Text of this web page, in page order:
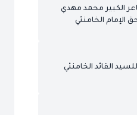
الكبير محمد مهدي
الإمام الخامنئي
القائد الخامنئي